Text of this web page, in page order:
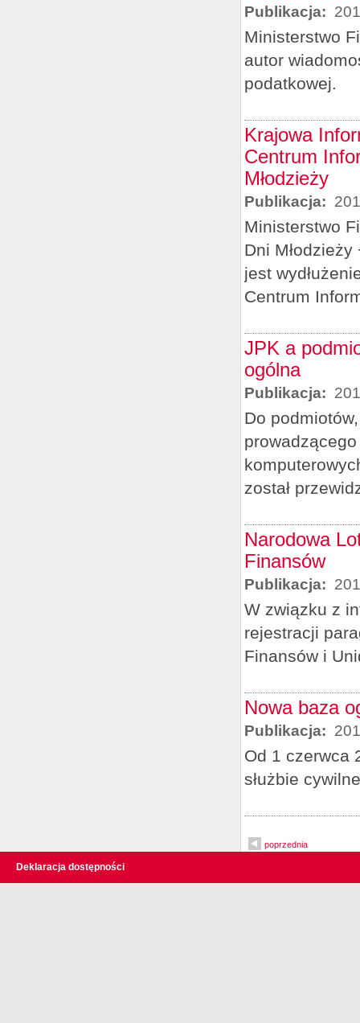
Publikacja:
Ministerstwo
autor
podatkowej.
Krajowa
Centrum
Młodzieży
Publikacja:
Ministerstwo
Dni
jest
Centrum
JPK a
ogólna
Publikacja:
Do
został
Narodowa
Finansów
Publikacja:
W związku z
rejestracji
Finansów i
Nowa baza
Publikacja:
Od 1 czerwca
służbie
poprzednia
Deklaracja dostępności